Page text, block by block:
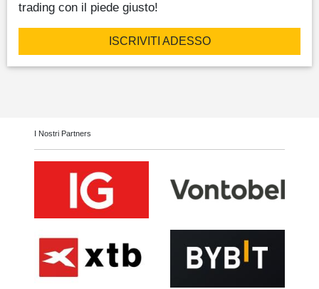
trading con il piede giusto!
ISCRIVITI ADESSO
I Nostri Partners